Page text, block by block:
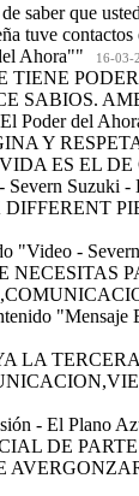
saber que
tuve
Ahora"" 16-03-
SABIOS.
Poder del
Y
ES EL DE
Severn Suzuki -
"Video -
NECESITAS
"Mensaje
LA
- El Plano
DE